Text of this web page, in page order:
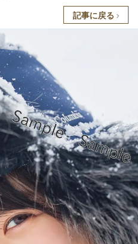
記事に戻る